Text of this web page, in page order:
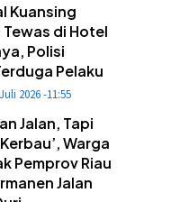
Kuansing
di Hotel
Polisi
Pelaku
2026 -11:55
Jalan, Tapi
Warga
Pemprov Riau
Jalan